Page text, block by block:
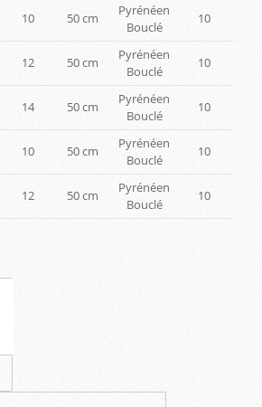
10 50 cm
Pyrénéen
Bouclé
10
12 50 cm
Pyrénéen
Bouclé
10
14 50 cm
Pyrénéen
Bouclé
10
10 50 cm
Pyrénéen
Bouclé
10
12 50 cm
Pyrénéen
Bouclé
10